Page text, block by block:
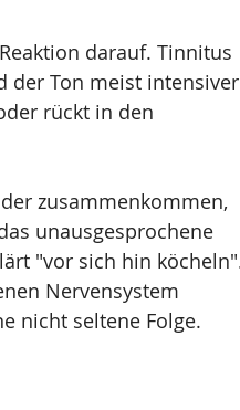
darauf. Tinnitus
der Ton meist intensiver
rückt in den
zusammenkommen,
unausgesprochene
"vor sich hin
Nervensystem
nicht seltene Folge.